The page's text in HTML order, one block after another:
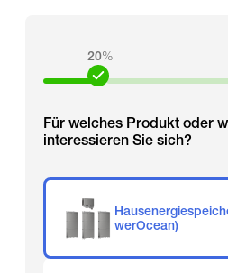
20%
Für welches Produkt oder
interessieren Sie sich?
werOcean)